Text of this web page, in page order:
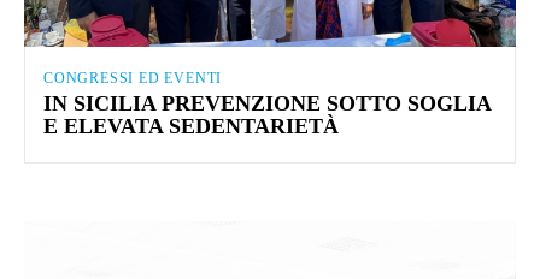
CONGRESSI ED EVENTI
IN SICILIA PREVENZIONE SOTTO SOGLIA
E ELEVATA SEDENTARIETÀ